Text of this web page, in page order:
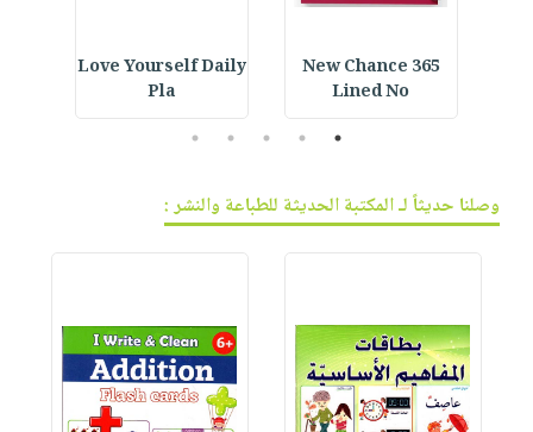
365 New Chance
Lined No
Love Yourself Daily
Pla
1
2
3
4
5
وصلنا حديثاً لـ المكتبة الحديثة للطباعة والنشر :